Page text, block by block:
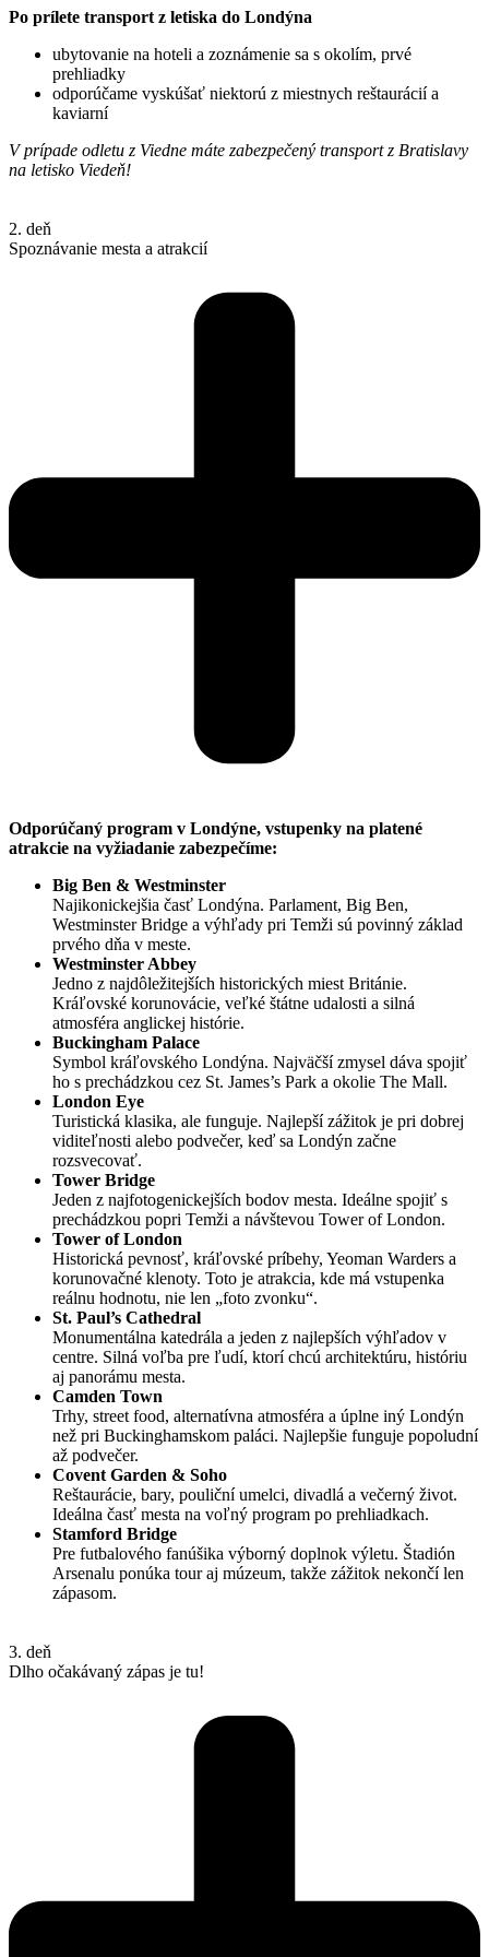
Po prílete transport z letiska do Londýna
ubytovanie na hoteli a zoznámenie sa s okolím, prvé
prehliadky
odporúčame vyskúšať niektorú z miestnych reštaurácií a
kaviarní
V prípade odletu z Viedne máte zabezpečený transport z Bratislavy
na letisko Viedeň!
2. deň
Spoznávanie mesta a atrakcií
Odporúčaný program v Londýne, vstupenky na platené
atrakcie na vyžiadanie zabezpečíme:
Big Ben & Westminster
Najikonickejšia časť Londýna. Parlament, Big Ben,
Westminster Bridge a výhľady pri Temži sú povinný základ
prvého dňa v meste.
Westminster Abbey
Jedno z najdôležitejších historických miest Británie.
Kráľovské korunovácie, veľké štátne udalosti a silná
atmosféra anglickej histórie.
Buckingham Palace
Symbol kráľovského Londýna. Najväčší zmysel dáva spojiť
ho s prechádzkou cez St. James’s Park a okolie The Mall.
London Eye
Turistická klasika, ale funguje. Najlepší zážitok je pri dobrej
viditeľnosti alebo podvečer, keď sa Londýn začne
rozsvecovať.
Tower Bridge
Jeden z najfotogenickejších bodov mesta. Ideálne spojiť s
prechádzkou popri Temži a návštevou Tower of London.
Tower of London
Historická pevnosť, kráľovské príbehy, Yeoman Warders a
korunovačné klenoty. Toto je atrakcia, kde má vstupenka
reálnu hodnotu, nie len „foto zvonku“.
St. Paul’s Cathedral
Monumentálna katedrála a jeden z najlepších výhľadov v
centre. Silná voľba pre ľudí, ktorí chcú architektúru, históriu
aj panorámu mesta.
Camden Town
Trhy, street food, alternatívna atmosféra a úplne iný Londýn
než pri Buckinghamskom paláci. Najlepšie funguje popoludní
až podvečer.
Covent Garden & Soho
Reštaurácie, bary, pouliční umelci, divadlá a večerný život.
Ideálna časť mesta na voľný program po prehliadkach.
Stamford Bridge
Pre futbalového fanúšika výborný doplnok výletu. Štadión
Arsenalu ponúka tour aj múzeum, takže zážitok nekončí len
zápasom.
3. deň
Dlho očakávaný zápas je tu!